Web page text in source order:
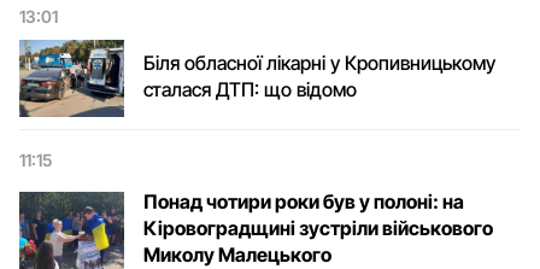
13:01
Біля обласної лікарні у Кропивницькому
сталася ДТП: що відомо
11:15
Понад чотири роки був у полоні: на
Кіровоградщині зустріли військового
Микoлу Малецькoгo